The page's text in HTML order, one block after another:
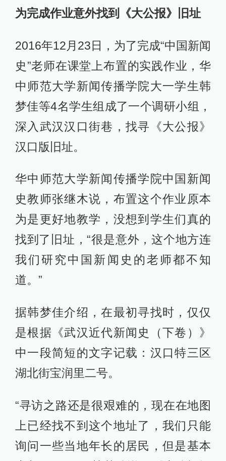
为完成作业意外找到《大公报》旧址
2016年12月23日，为了完成“中国新闻
史”老师在课堂上布置的实践作业，华
中师范大学新闻传播学院大一学生韩
梦佳等4名学生组成了一个调研小组，
深入武汉汉口街巷，找寻《大公报》
汉口版旧址。
华中师范大学新闻传播学院中国新闻
史教师张继木说，布置这个作业原本
为是更好地教学，没想到学生们真的
找到了旧址，“很是意外，这个地方连
我们研究中国新闻史的老师都不知
道。”
据韩梦佳介绍，在最初寻找时，仅仅
是根据《武汉近代新闻史（下卷）》
中一段简短的文字记载：汉口特三区
湖北街宝润里二号。
“寻访之路还是很艰难的，现在在地图
上已经找不到这个地址了，我们只能
询问一些当地年长的居民，但是基本